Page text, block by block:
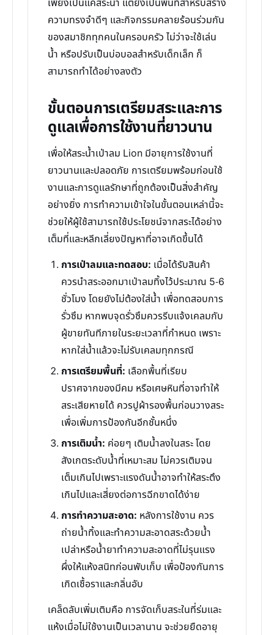
เพียงเป็นแค่สระน้ำ แต่ยังเป็นพื้นที่สำหรับสร้าง
ความทรงจำดีๆ และกิจกรรมคลายร้อนร่วมกัน
ของสมาชิกทุกคนในครอบครัว ไม่ว่าจะใช้เล่น
น้ำ หรือปรับเป็นบ่อบอลสำหรับเด็กเล็ก ก็
สามารถทำได้อย่างลงตัว
ขั้นตอนการเตรียมสระและการ
ดูแลเพื่อการใช้งานที่ยาวนาน
เพื่อให้สระน้ำเป่าลม Lion มีอายุการใช้งานที่
ยาวนานและปลอดภัย การเตรียมพร้อมก่อนใช้
งานและการดูแลรักษาที่ถูกต้องเป็นสิ่งสำคัญ
อย่างยิ่ง การทำความเข้าใจในขั้นตอนเหล่านี้จะ
ช่วยให้ผู้ใช้สามารถใช้ประโยชน์จากสระได้อย่าง
เต็มที่และหลีกเลี่ยงปัญหาที่อาจเกิดขึ้นได้
การเป่าลมและทดสอบ: เมื่อได้รับสินค้า
ควรนำสระออกมาเป่าลมทิ้งไว้ประมาณ 5-6
ชั่วโมง โดยยังไม่ต้องใส่น้ำ เพื่อทดสอบการ
รั่วซึม หากพบจุดรั่วซึมควรรีบแจ้งเคลมกับ
ผู้ขายทันทีภายในระยะเวลาที่กำหนด เพราะ
หากใส่น้ำแล้วจะไม่รับเคลมทุกกรณี
การเตรียมพื้นที่: เลือกพื้นที่เรียบ
ปราศจากของมีคม หรือเศษหินที่อาจทำให้
สระเสียหายได้ ควรปูผ้ารองพื้นก่อนวางสระ
เพื่อเพิ่มการป้องกันอีกชั้นหนึ่ง
การเติมน้ำ: ค่อยๆ เติมน้ำลงในสระ โดย
สังเกตระดับน้ำที่เหมาะสม ไม่ควรเติมจน
เต็มเกินไปเพราะแรงดันน้ำอาจทำให้สระตึง
เกินไปและเสี่ยงต่อการฉีกขาดได้ง่าย
การทำความสะอาด: หลังการใช้งาน ควร
ถ่ายน้ำทิ้งและทำความสะอาดสระด้วยน้ำ
เปล่าหรือน้ำยาทำความสะอาดที่ไม่รุนแรง
ผึ่งให้แห้งสนิทก่อนพับเก็บ เพื่อป้องกันการ
เกิดเชื้อราและกลิ่นอับ
เคล็ดลับเพิ่มเติมคือ การจัดเก็บสระในที่ร่มและ
แห้งเมื่อไม่ใช้งานเป็นเวลานาน จะช่วยยืดอายุ